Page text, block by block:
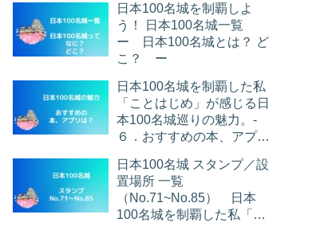
日本100名城を制覇しよ
う！ 日本100名城一覧
ー 日本100名城とは？ ど
こ？ ー
日本100名城を制覇した私
「ことはじめ」が感じる日
本100名城巡りの魅力。-
６．おすすめの本、アプリ
日本100名城 スタンプ／設
置場所 一覧
（No.71~No.85） 日本
100名城を制覇した私「こ